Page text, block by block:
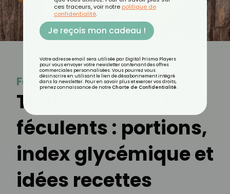
Féculent
Tout savoir sur les
féculents : portions,
index glycémique et
idées recettes
ces traceurs, voir notre politique de
confidentialité.
Je reçois mon cadeau !
Votre adresse email sera utilisée par Digital Prisma Players
pour vous envoyer votre newsletter contenant des offres
commerciales personnalisées. Vous pourrez vous
désinscrire en utilisant le lien de désabonnement intégré
dans la newsletter. Pour en savoir plus et exercer vos droits,
prenez connaissance de notre Charte de Confidentialité.